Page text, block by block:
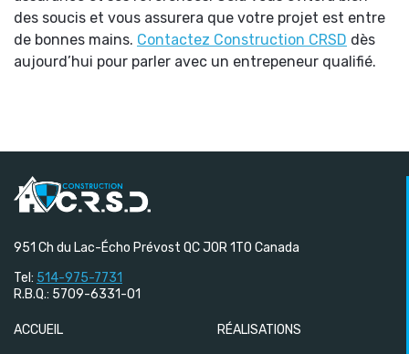
des soucis et vous assurera que votre projet est entre
de bonnes mains. Contactez Construction CRSD dès
aujourd’hui pour parler avec un entrepeneur qualifié.
951 Ch du Lac-Écho Prévost QC J0R 1T0 Canada
Tel: 514-975-7731
R.B.Q.: 5709-6331-01
ACCUEIL RÉALISATIONS